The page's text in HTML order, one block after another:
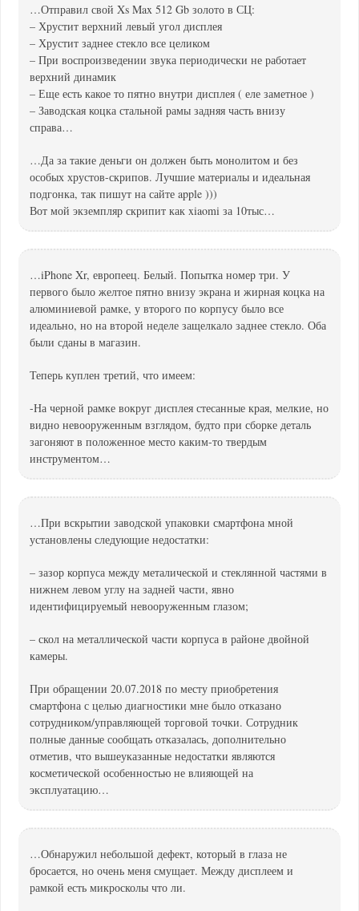
…Отправил свой Xs Max 512 Gb золото в СЦ:
– Хрустит верхний левый угол дисплея
– Хрустит заднее стекло все целиком
– При воспроизведении звука периодически не работает
верхний динамик
– Еще есть какое то пятно внутри дисплея ( еле заметное )
– Заводская коцка стальной рамы задняя часть внизу
справа…
…Да за такие деньги он должен быть монолитом и без
особых хрустов-скрипов. Лучшие материалы и идеальная
подгонка, так пишут на сайте apple )))
Вот мой экземпляр скрипит как xiaomi за 10тыс…
…iPhone Xr, европеец. Белый. Попытка номер три. У
первого было желтое пятно внизу экрана и жирная коцка на
алюминиевой рамке, у второго по корпусу было все
идеально, но на второй неделе защелкало заднее стекло. Оба
были сданы в магазин.
Теперь куплен третий, что имеем:
-На черной рамке вокруг дисплея стесанные края, мелкие, но
видно невооруженным взглядом, будто при сборке деталь
загоняют в положенное место каким-то твердым
инструментом…
…При вскрытии заводской упаковки смартфона мной
установлены следующие недостатки:
– зазор корпуса между металической и стеклянной частями в
нижнем левом углу на задней части, явно
идентифицируемый невооруженным глазом;
– скол на металлической части корпуса в районе двойной
камеры.
При обращении 20.07.2018 по месту приобретения
смартфона с целью диагностики мне было отказано
сотрудником/управляющей торговой точки. Сотрудник
полные данные сообщать отказалась, дополнительно
отметив, что вышеуказанные недостатки являются
косметической особенностью не влияющей на
эксплуатацию…
…Обнаружил небольшой дефект, который в глаза не
бросается, но очень меня смущает. Между дисплеем и
рамкой есть микросколы что ли.